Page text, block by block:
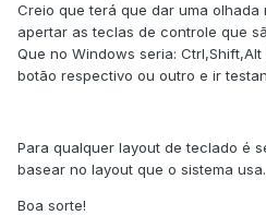
Creio que terá que dar uma olhada
apertar as teclas de controle que
Que no Windows seria:
botão respectivo ou outro e ir
Para qualquer layout de teclado é
basear no layout que o sistema usa.
Boa sorte!